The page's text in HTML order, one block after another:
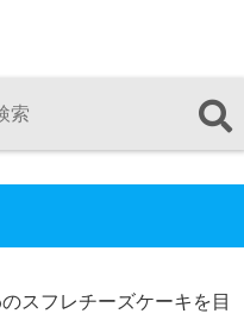
スフレチーズケーキを目